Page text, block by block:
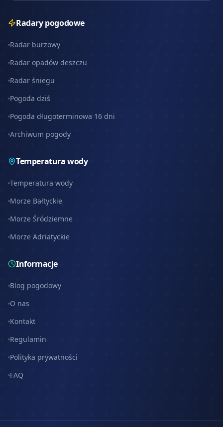
Radary pogodowe
Radar burzowy
Radar opadów deszczu
Radar śniegu
Pogoda dziś
Pogoda długoterminowa 16 dni
Archiwum pogody
Temperatura wody
Temperatura wody
Morze Bałtyckie
Morze Śródziemne
Morze Adriatyckie
Informacje
Blog pogodowy
O nas
Kontakt
Regulamin
Polityka prywatności
FAQ